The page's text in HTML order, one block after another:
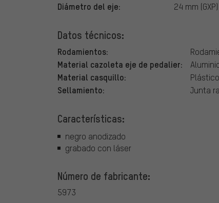
Diámetro del eje: 24 mm (GXP)
Datos técnicos:
Rodamientos:
Material cazoleta eje de pedalier:
Material casquillo: Plástico
Sellamiento: Junta
Características:
negro anodizado
grabado con láser
Número de fabricante:
5973